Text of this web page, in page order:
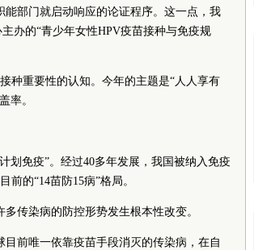
部门就启动响应的论证程序。这一点，我
办的“青少年女性HPV疫苗接种与免疫规
种重要性的认知。今年的主题是“人人享有
率。
划免疫”。经过40多年发展，我国被纳入免疫
的“14苗防15病”格局。
传染病的防控形势发生根本性改变。
前唯一依靠疫苗手段消灭的传染病，在自